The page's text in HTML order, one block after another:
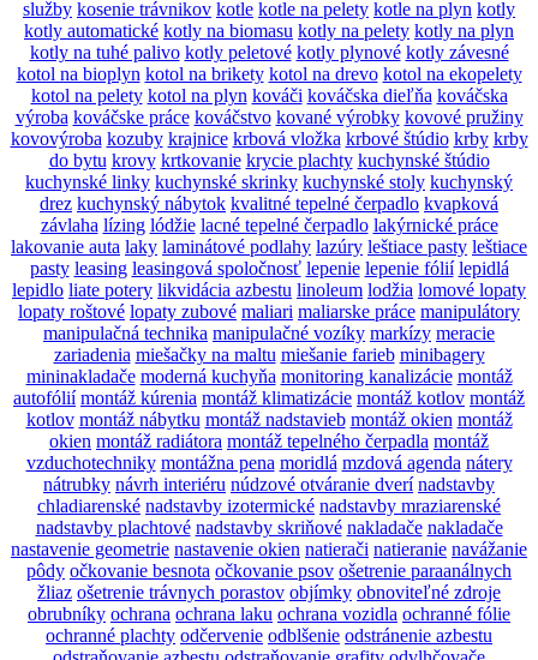
služby kosenie trávnikov kotle kotle na pelety kotle na plyn kotly
kotly automatické kotly na biomasu kotly na pelety kotly na plyn
kotly na tuhé palivo kotly peletové kotly plynové kotly závesné
kotol na bioplyn kotol na brikety kotol na drevo kotol na ekopelety
kotol na pelety kotol na plyn kováči kováčska dieľňa kováčska
výroba kováčske práce kováčstvo kované výrobky kovové pružiny
kovovýroba kozuby krajnice krbová vložka krbové štúdio krby krby
do bytu krovy krtkovanie krycie plachty kuchynské štúdio
kuchynské linky kuchynské skrinky kuchynské stoly kuchynský
drez kuchynský nábytok kvalitné tepelné čerpadlo kvapková
závlaha lízing lódžie lacné tepelné čerpadlo lakýrnické práce
lakovanie auta laky laminátové podlahy lazúry leštiace pasty leštiace
pasty leasing leasingová spoločnosť lepenie lepenie fólií lepidlá
lepidlo liate potery likvidácia azbestu linoleum lodžia lomové lopaty
lopaty roštové lopaty zubové maliari maliarske práce manipulátory
manipulačná technika manipulačné vozíky markízy meracie
zariadenia miešačky na maltu miešanie farieb minibagery
mininakladače moderná kuchyňa monitoring kanalizácie montáž
autofólií montáž kúrenia montáž klimatizácie montáž kotlov montáž
kotlov montáž nábytku montáž nadstavieb montáž okien montáž
okien montáž radiátora montáž tepelného čerpadla montáž
vzduchotechniky montážna pena moridlá mzdová agenda nátery
nátrubky návrh interiéru núdzové otváranie dverí nadstavby
chladiarenské nadstavby izotermické nadstavby mraziarenské
nadstavby plachtové nadstavby skriňové nakladače nakladače
nastavenie geometrie nastavenie okien natierači natieranie navážanie
pôdy očkovanie besnota očkovanie psov ošetrenie paraanálnych
žliaz ošetrenie trávnych porastov objímky obnoviteľné zdroje
obrubníky ochrana ochrana laku ochrana vozidla ochranné fólie
ochranné plachty odčervenie odblšenie odstránenie azbestu